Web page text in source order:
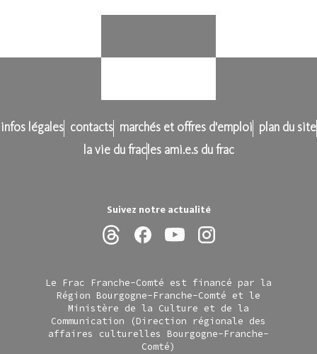
Suivez notre actualité
infos légales contacts marchés et offres d'emploi
plan du site
la vie du frac les ami.e.s du frac
Le Frac Franche-Comté est financé par la
Région Bourgogne-Franche-Comté et le
Ministère de la Culture et de la
Communication (Direction régionale des
affaires culturelles Bourgogne-Franche-
Comté)